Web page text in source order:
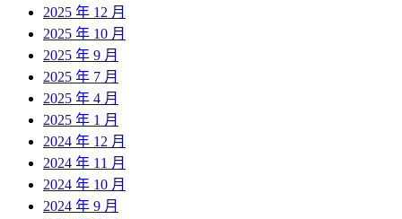
2025 年 12 月
2025 年 10 月
2025 年 9 月
2025 年 7 月
2025 年 4 月
2025 年 1 月
2024 年 12 月
2024 年 11 月
2024 年 10 月
2024 年 9 月